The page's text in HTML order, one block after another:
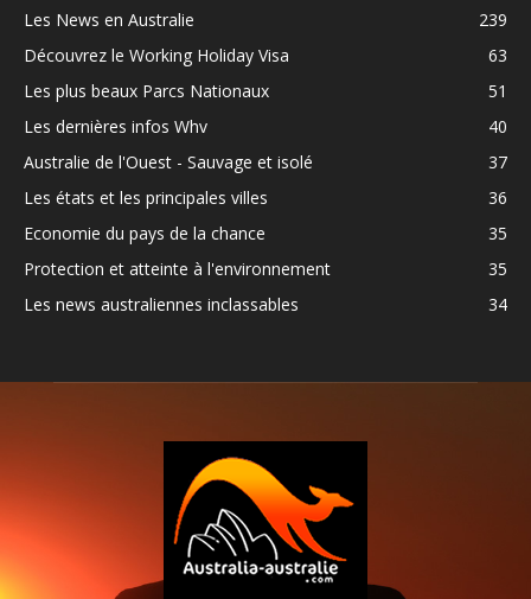
Les News en Australie
239
Découvrez le Working Holiday Visa
63
Les plus beaux Parcs Nationaux
51
Les dernières infos Whv
40
Australie de l'Ouest - Sauvage et isolé
37
Les états et les principales villes
36
Economie du pays de la chance
35
Protection et atteinte à l'environnement
35
Les news australiennes inclassables
34